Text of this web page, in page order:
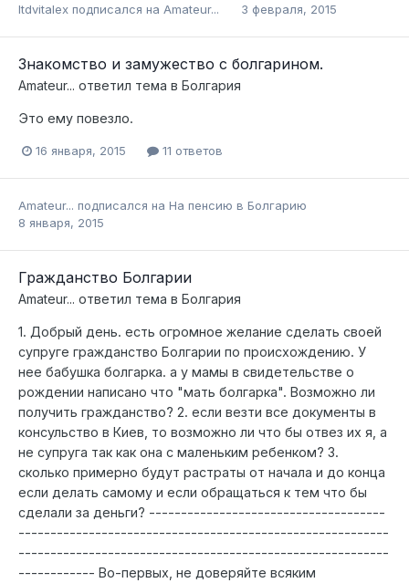
ltdvitalex подписался на Amateur... 3 февраля, 2015
Знакомство и замужество с болгарином.
Amateur... ответил тема в Болгария
Это ему повезло.
16 января, 2015 11 ответов
Amateur... подписался на На пенсию в Болгарию
8 января, 2015
Гражданство Болгарии
Amateur... ответил тема в Болгария
1. Добрый день. есть огромное желание сделать своей
супруге гражданство Болгарии по происхождению. У
нее бабушка болгарка. а у мамы в свидетельстве о
рождении написано что "мать болгарка". Возможно ли
получить гражданство? 2. если везти все документы в
консульство в Киев, то возможно ли что бы отвез их я, а
не супруга так как она с маленьким ребенком? 3.
сколько примерно будут растраты от начала и до конца
если делать самому и если обращаться к тем что бы
сделали за деньги? -------------------------------------
----------------------------------------------------------
----------------------------------------------------------
------------ Во-первых, не доверяйте всяким